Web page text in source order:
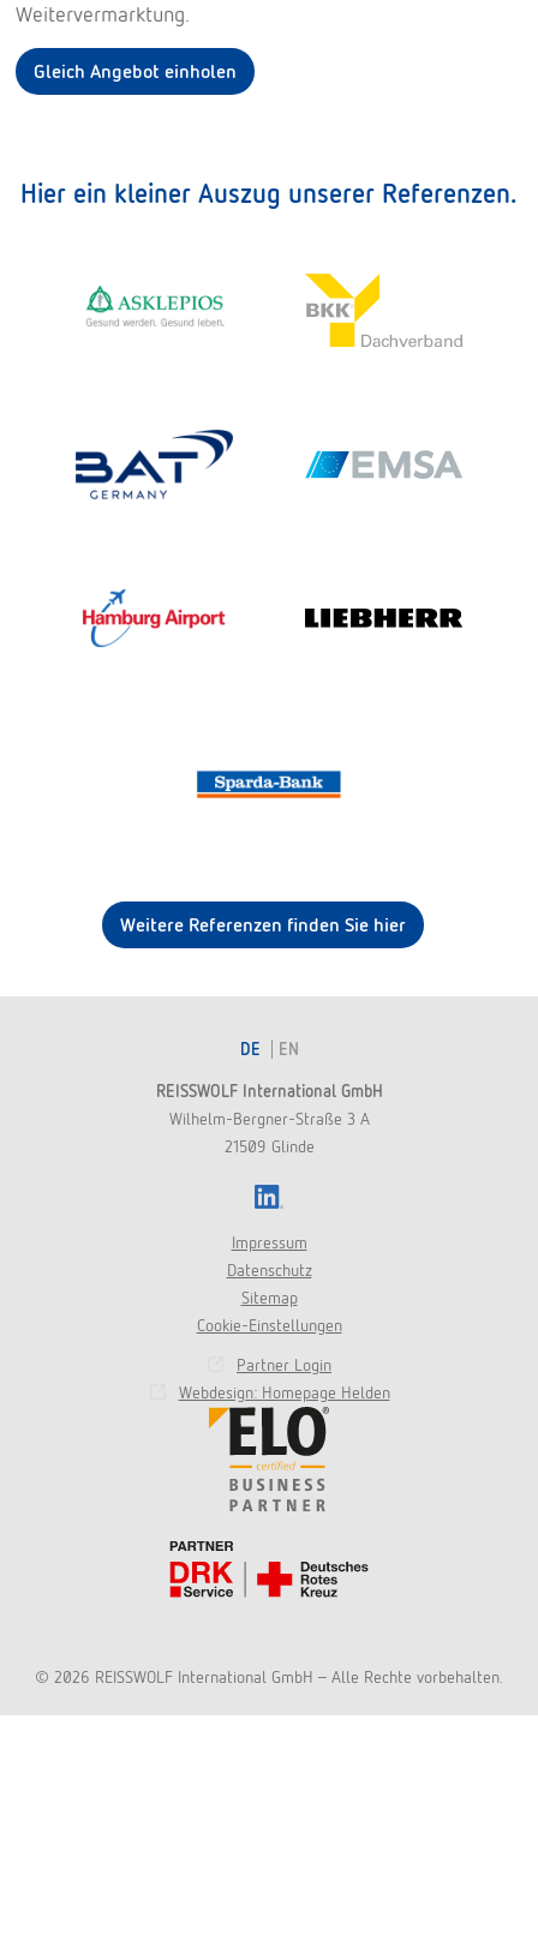
Weitervermarktung.
Gleich Angebot einholen
Hier ein kleiner Auszug unserer Referenzen.
Weitere Referenzen finden Sie hier
DE EN
REISSWOLF International GmbH
Wilhelm-Bergner-Straße 3 A
21509 Glinde
Impressum
Datenschutz
Sitemap
Cookie-Einstellungen
Partner Login
Webdesign: Homepage Helden
© 2026 REISSWOLF International GmbH - Alle Rechte vorbehalten.